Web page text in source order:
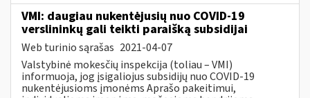
VMI: daugiau nukentėjusių nuo COVID-19
verslininkų gali teikti paraišką subsidijai
Web turinio sąrašas 2021-04-07
Valstybinė mokesčių inspekcija (toliau – VMI)
informuoja, jog įsigaliojus subsidijų nuo COVID-19
nukentėjusioms įmonėms Aprašo pakeitimui,